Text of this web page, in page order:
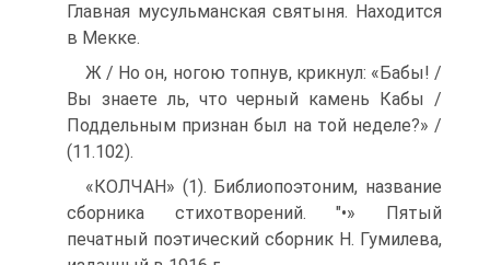
Главная мусульманская святыня. Нахо­дится
в Мекке.
Ж / Но он, ногою топнув, крикнул: «Бабы! /
Вы знаете ль, что черный камень Кабы /
Поддельным признан был на той неделе?» /
(11.102).
«КОЛЧАН» (1). Библиопоэтоним, название
сборника стихотво­рений. "•» Пятый
печатный поэтический сборник Н. Гумилева,